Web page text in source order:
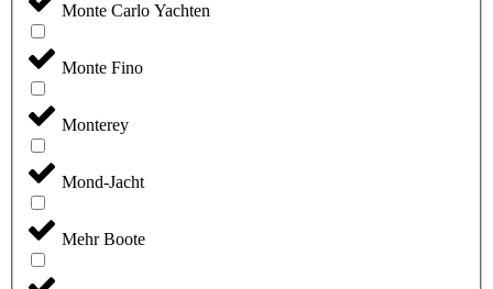
Monte Carlo Yachten
Monte Fino
Monterey
Mond-Jacht
Mehr Boote